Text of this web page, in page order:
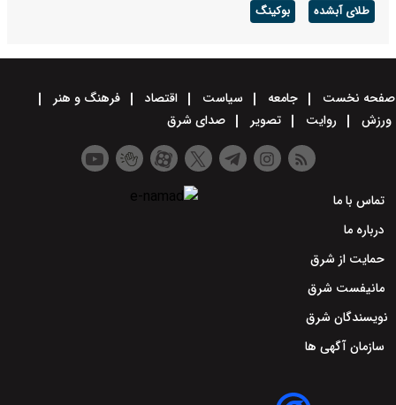
طلای آبشده بوکینگ
صفحه نخست جامعه سیاست اقتصاد
فرهنگ و هنر
ورزش
روایت تصویر صدای شرق
تماس با ما
درباره ما
حمایت از شرق
مانیفست شرق
نویسندگان شرق
سازمان آگهی ها